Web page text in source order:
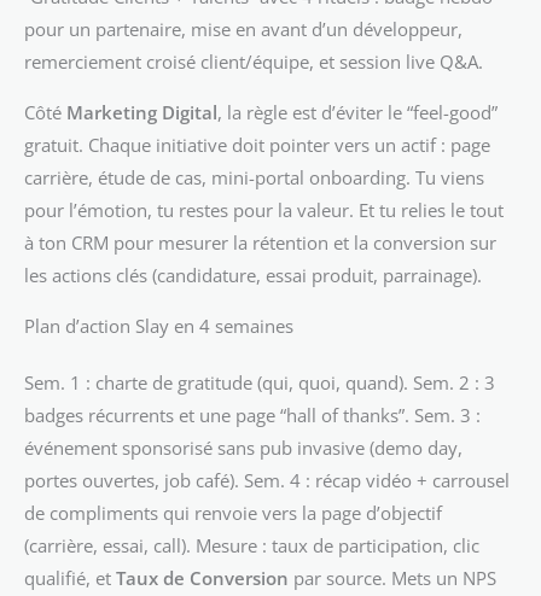
pour un partenaire, mise en avant d’un développeur,
remerciement croisé client/équipe, et session live Q&A.
Côté Marketing Digital, la règle est d’éviter le “feel-good”
gratuit. Chaque initiative doit pointer vers un actif : page
carrière, étude de cas, mini-portal onboarding. Tu viens
pour l’émotion, tu restes pour la valeur. Et tu relies le tout
à ton CRM pour mesurer la rétention et la conversion sur
les actions clés (candidature, essai produit, parrainage).
Plan d’action Slay en 4 semaines
Sem. 1 : charte de gratitude (qui, quoi, quand). Sem. 2 : 3
badges récurrents et une page “hall of thanks”. Sem. 3 :
événement sponsorisé sans pub invasive (demo day,
portes ouvertes, job café). Sem. 4 : récap vidéo + carrousel
de compliments qui renvoie vers la page d’objectif
(carrière, essai, call). Mesure : taux de participation, clic
qualifié, et Taux de Conversion par source. Mets un NPS